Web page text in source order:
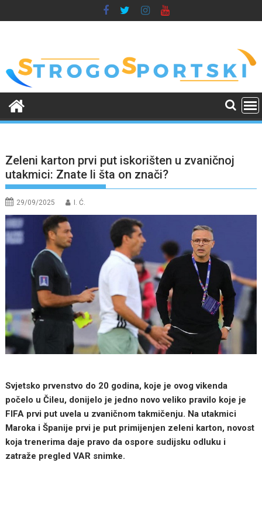
to
Zeleni karton prvi put iskorišten u zvaničnoj
utakmici: Znate li šta on znači?
29/09/2025 I. Ć.
Svjetsko prvenstvo do 20 godina, koje je ovog vikenda
počelo u Čileu, donijelo je jedno novo veliko pravilo koje je
FIFA prvi put uvela u zvaničnom takmičenju. Na utakmici
Maroka i Španije prvi je put primijenjen zeleni karton, novost
koja trenerima daje pravo da ospore sudijsku odluku i
zatraže pregled VAR snimke.